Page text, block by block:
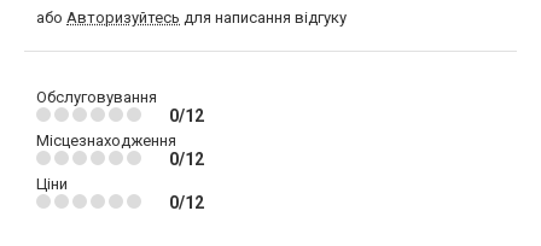
або Авторизуйтесь для написання відгуку
Обслуговування
0/12
Місцезнаходження
0/12
Ціни
0/12